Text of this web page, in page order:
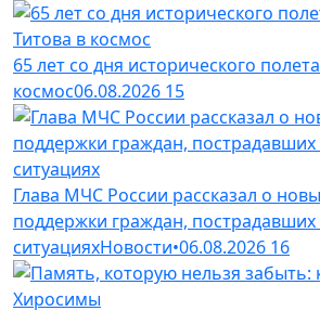
65 лет со дня исторического
космос06.08.2026 15
Глава МЧС России рассказал о
поддержки граждан,
ситуацияхНовости•06.08.2026 16